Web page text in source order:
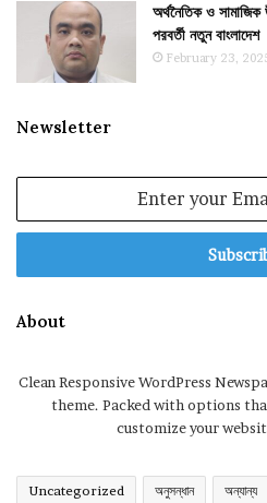
অর্থনৈতিক ও
পরবর্তী নতুন বাংলাদেশ
February 23,
Newsletter
Email
About
Clean Responsive WordPress
theme. Packed with options
customize your
Uncategorized অনুসন্ধান অন্যান্য